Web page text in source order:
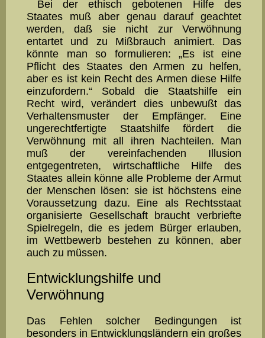
Bei der ethisch gebotenen Hilfe des
Staates muß aber genau darauf geachtet
werden, daß sie nicht zur Verwöhnung
entartet und zu Mißbrauch animiert. Das
könnte man so formulieren: „Es ist eine
Pflicht des Staates den Armen zu helfen,
aber es ist kein Recht des Armen diese Hilfe
einzufordern.“ Sobald die Staatshilfe ein
Recht wird, verändert dies unbewußt das
Verhaltensmuster der Empfänger. Eine
ungerechtfertigte Staatshilfe för­dert die
Verwöh­nung mit all ihren Nachteilen. Man
muß der ver­einfachenden Illu­sion
entgegentreten, wirt­schaft­liche Hilfe des
Staates allein könne alle Probleme der Armut
der Men­schen lösen: sie ist höchstens eine
Voraussetzung dazu. Eine als Rechtsstaat
or­ganisierte Gesellschaft braucht verbriefte
Spielregeln, die es jedem Bürger er­lauben,
im Wettbewerb bestehen zu können, aber
auch zu müssen.
Entwicklungshilfe und
Verwöhnung
Das Fehlen solcher Bedingungen ist
besonders in Entwicklungslän­dern ein großes